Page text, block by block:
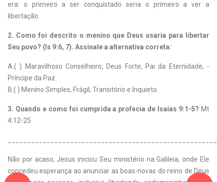
era: o primeiro a ser conquistado seria o primeiro a ver a
libertação.
2. Como foi descrito o menino que Deus usaria para libertar
Seu povo? (Is 9:6, 7). Assinale a alternativa correta:
A.( ) Maravilhoso Conselheiro, Deus Forte, Pai da Eternidade, ­
Príncipe da Paz.
B.( ) Menino Simples, Frágil, Transitório e Inquieto.
3. Quando e como foi cumprida a profecia de Isaías 9:1-5? Mt
4:12-25
Não por acaso, Jesus iniciou Seu ministério na Galileia, onde Ele
concedeu esperança ao anunciar as boas-novas do reino de Deus